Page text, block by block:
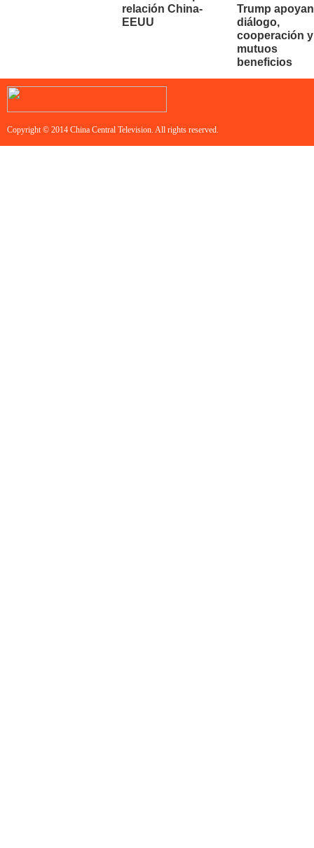
relación China-
EEUU
Trump apoyan
diálogo,
cooperación y
mutuos
beneficios
Copyright © 2014 China Central Television. All rights reserved.